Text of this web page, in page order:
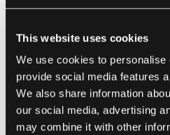
This website uses cookies
We use cookies to personalise
provide social media features
We also share information
our social media, advertising
may combine it with other
tvers av forskjellige
interoperabilitet
forbedre kommunikasjon
blant ulike avdelinger og
bryte ned siloene som ofte